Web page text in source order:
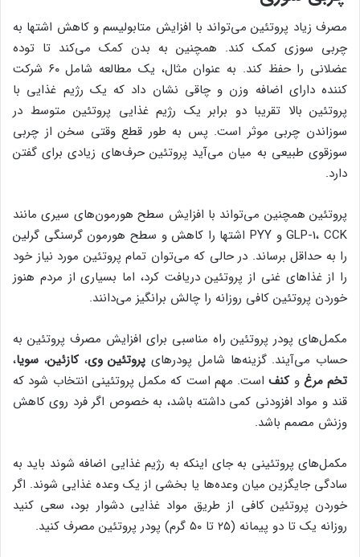
مصرف زیاد پروتئین می‌تواند با افزایش متابولیسم و کاهش اشتها به
چربی سوزی کمک کند. همچنین به بدن کمک می‌کند تا توده
عضلانی را حفظ کند. به عنوان مثال، یک مطالعه شامل ۶۰ شرکت
کننده دارای اضافه وزن و چاقی نشان داد که یک رژیم غذایی با
پروتئین بالا تقریبا دو برابر یک رژیم غذایی پروتئین متوسط در
سوزاندن چربی موثر است. پس به طور قطع وقتی سخن از چربی
سوزقوی طبیعی به میان می‌آید پروتئین حرف‌های زیادی برای گفتن
دارد.
پروتئین همچنین می‌تواند با افزایش سطح هورمون‌های سیری مانند
GLP-1، CCK و PYY اشتها را کاهش و سطح هورمون گرسنگی گرلین
را به حداقل برساند. در حالی که می‌توان تمام پروتئین مورد نیاز خود
را از غذاهای غنی از پروتئین دریافت کرد، اما بسیاری از مردم هنوز
خوردن پروتئین کافی روزانه را چالش برانگیز می‌دانند.
مکمل‌های پودر پروتئین راه مناسبی برای افزایش مصرف پروتئین به
حساب می‌آیند. گزینه‌ها شامل پودرهای پروتئین وی،کازئین، سویا،
تخم مرغ وکنفاست. مهم است که مکمل پروتئینی انتخاب شود که
قند و مواد افزودنی کمی ‌داشته باشد، به خصوص اگر فرد روی کاهش
وزنش مصمم باشد.
مکمل‌های پروتئینی به جای اینکه به رژیم غذایی اضافه شوند باید به
سادگی جایگزین میان وعده‌ها یا بخشی از یک وعده غذایی شوند. اگر
خوردن پروتئین کافی از طریق مواد غذایی دشوار بود، سعی کنید
روزانه یک تا دو پیمانه (۲۵ تا ۵۰ گرم) پودر پروتئین مصرف کنید.